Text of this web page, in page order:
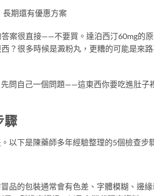
期還有優惠方案
案很直接——不要買。達泊西汀60mg的
？很多時候是澱粉丸，更糟的可能是來
問自己一個問題——這東西你要吃進肚子
驟
以下是陳藥師多年經驗整理的5個檢查步
品的包裝通常會有色差、字體模糊、邊